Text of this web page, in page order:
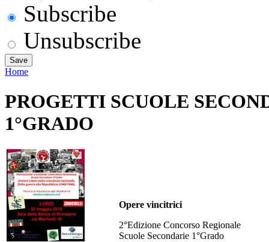
Subscribe
Unsubscribe
Home
PROGETTI SCUOLE
1°GRADO
Opere vincitrici
2°Edizione Concorso Regionale
Scuole Secondarie 1°Grado